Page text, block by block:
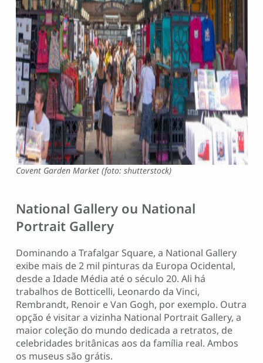
Covent Garden Market (foto: shutterstock)
National Gallery ou National
Portrait Gallery
Dominando a Trafalgar Square, a National Gallery
exibe mais de 2 mil pinturas da Europa Ocidental,
desde a Idade Média até o século 20. Ali há
trabalhos de Botticelli, Leonardo da Vinci,
Rembrandt, Renoir e Van Gogh, por exemplo. Outra
opção é visitar a vizinha National Portrait Gallery, a
maior coleção do mundo dedicada a retratos, de
celebridades britânicas aos da família real. Ambos
os museus são grátis.